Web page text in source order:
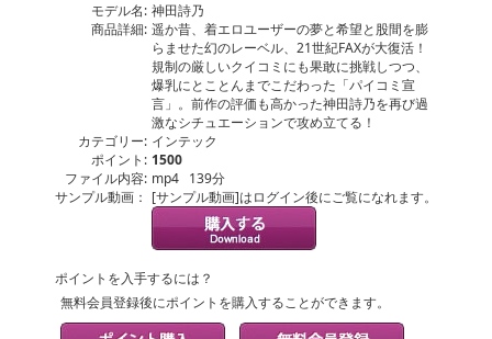
モデル名: 神田詩乃
商品詳細: 遥か昔、着エロユーザーの夢と希望と股間を膨
らませた幻のレーベル、21世紀FAXが大復活！
規制の厳しいクイコミにも果敢に挑戦しつつ、
爆乳にとことんまでこだわった「パイコミ宣
言」。前作の評価も高かった神田詩乃を再び過
激なシチュエーションで攻め立てる！
カテゴリー: インテック
ポイント: 1500
ファイル内容: mp4 139分
サンプル動画： [サンプル動画]はログイン後にご覧になれます。
ポイントを入手するには？
無料会員登録後にポイントを購入することができます。